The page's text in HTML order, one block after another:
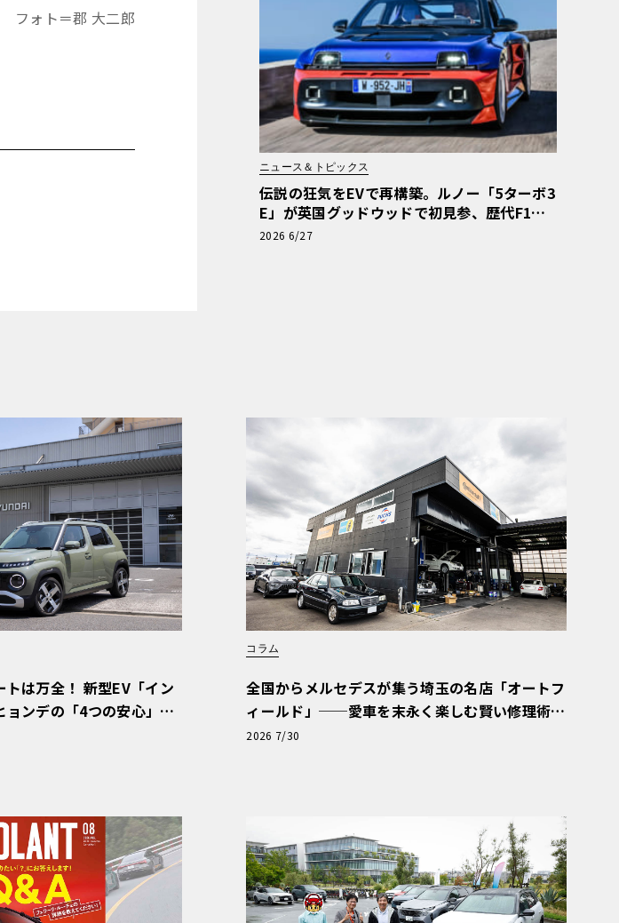
フォト＝郡 大二郎
ニュース＆トピックス
伝説の狂気をEVで再構築。ルノー「5ターボ3
E」が英国グッドウッドで初見参、歴代F1マ
シンと共演へ
2026 6/27
は万全！ 新型EV「イン
ンデの「4つの安心」
の疑問：Why? Hyunda
コラム
全国からメルセデスが集う埼玉の名店「オートフ
ィールド」──愛車を末永く楽しむ賢い修理術
と、プロがフックス製オイルを選ぶ理由〈PR〉
2026 7/30